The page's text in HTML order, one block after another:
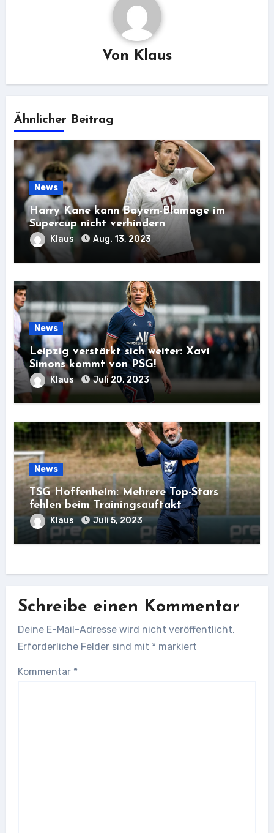
Von Klaus
Ähnlicher Beitrag
News
Harry Kane kann Bayern-Blamage im
Supercup nicht verhindern
Klaus Aug. 13, 2023
News
Leipzig verstärkt sich weiter: Xavi
Simons kommt von PSG!
Klaus Juli 20, 2023
News
TSG Hoffenheim: Mehrere Top-Stars
fehlen beim Trainingsauftakt
Klaus Juli 5, 2023
Schreibe einen Kommentar
Deine E-Mail-Adresse wird nicht veröffentlicht.
Erforderliche Felder sind mit * markiert
Kommentar *